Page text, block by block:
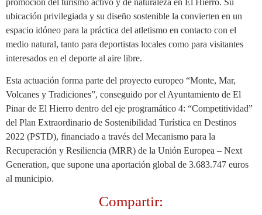
ubicación privilegiada y su diseño sostenible la convierten en un
espacio idóneo para la práctica del atletismo en contacto con el
medio natural, tanto para deportistas locales como para visitantes
interesados en el deporte al aire libre.
Esta actuación forma parte del proyecto europeo “Monte, Mar,
Volcanes y Tradiciones”, conseguido por el Ayuntamiento de El
Pinar de El Hierro dentro del eje programático 4: “Competitividad”
del Plan Extraordinario de Sostenibilidad Turística en Destinos
2022 (PSTD), financiado a través del Mecanismo para la
Recuperación y Resiliencia (MRR) de la Unión Europea – Next
Generation, que supone una aportación global de 3.683.747 euros
al municipio.
Compartir: